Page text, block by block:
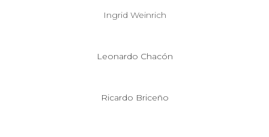
Ingrid Weinrich
Leonardo Chacón
Ricardo Briceño